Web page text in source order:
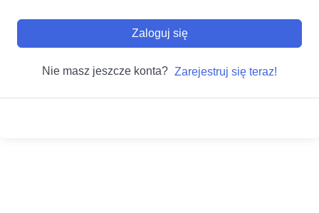
Zaloguj się
Nie masz jeszcze konta? Zarejestruj się teraz!